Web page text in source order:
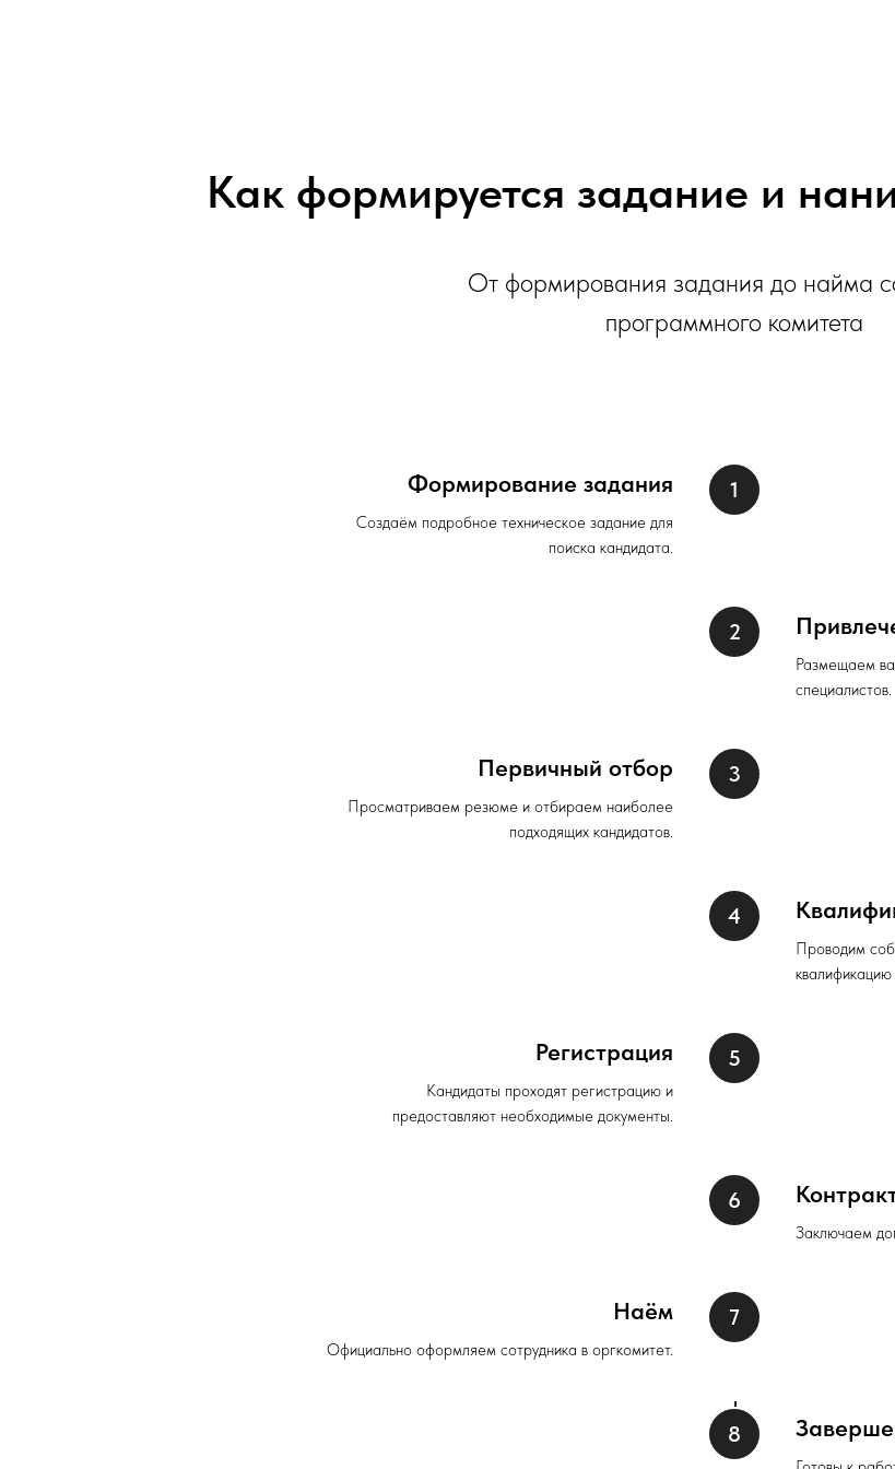
Как формируется задание и
От формирования задания до найма
программного комитета
Формирование задания
Создаём подробное техническое задание для
поиска кандидата.
Размещаем
специалистов.
Первичный отбор
Просматриваем резюме и отбираем наиболее
подходящих кандидатов.
Проводим
квалификацию
Регистрация
Кандидаты проходят регистрацию и
предоставляют необходимые документы.
Заключаем
Наём
Официально оформляем сотрудника в оргкомитет.